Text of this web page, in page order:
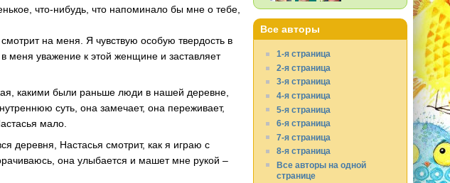
что-нибудь, что напоминало бы мне о тебе,
на меня. Я чувствую особую твердость в
меня уважение к этой женщине и заставляет
какими были раньше люди в нашей деревне,
суть, она замечает, она переживает,
мало.
деревня, Настасья смотрит, как я играю с
она улыбается и машет мне рукой –
Все авторы
1-я страница
2-я страница
3-я страница
4-я страница
5-я страница
6-я страница
7-я страница
8-я страница
Все авторы на одной
странице